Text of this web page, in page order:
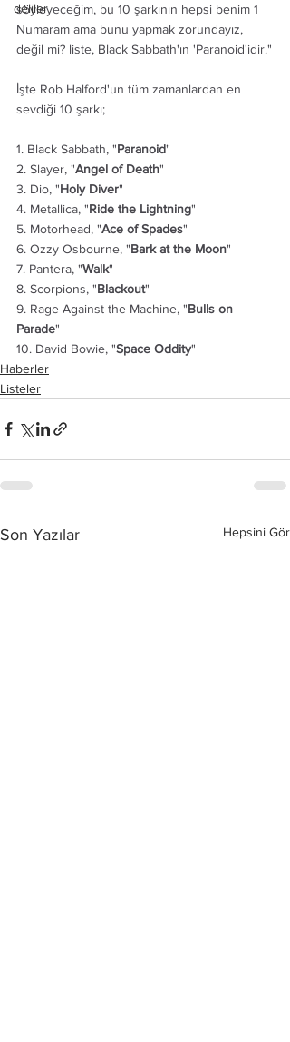
deliler
söyleyeceğim, bu 10 şarkının hepsi benim 1
Numaram ama bunu yapmak zorundayız,
değil mi? liste, Black Sabbath'ın 'Paranoid'idir."
İşte Rob Halford'un tüm zamanlardan en
sevdiği 10 şarkı;
1. Black Sabbath, "Paranoid"
2. Slayer, "Angel of Death"
3. Dio, "Holy Diver"
4. Metallica, "Ride the Lightning"
5. Motorhead, "Ace of Spades"
6. Ozzy Osbourne, "Bark at the Moon"
7. Pantera, "Walk"
8. Scorpions, "Blackout"
9. Rage Against the Machine, "Bulls on
Parade"
10. David Bowie, "Space Oddity"
Haberler
Listeler
Son Yazılar Hepsini Gör